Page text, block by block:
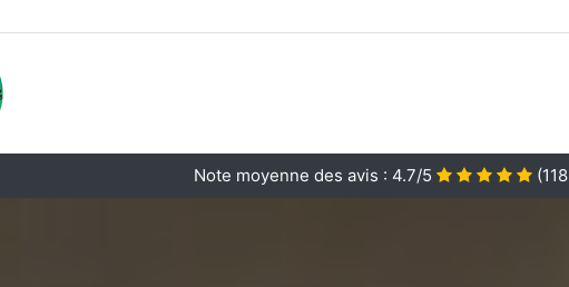
Note moyenne des avis : 4.7/5 (118